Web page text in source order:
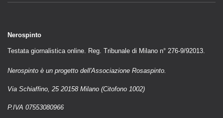
Nerospinto
Testata giornalistica online. Reg. Tribunale di Milano n° 276-9/92013.
Nerospinto è un progetto dell'Associazione Rosaspinto.
Via Schiaffino, 25 20158 Milano (Citofono 1002)
P.IVA 07553080966